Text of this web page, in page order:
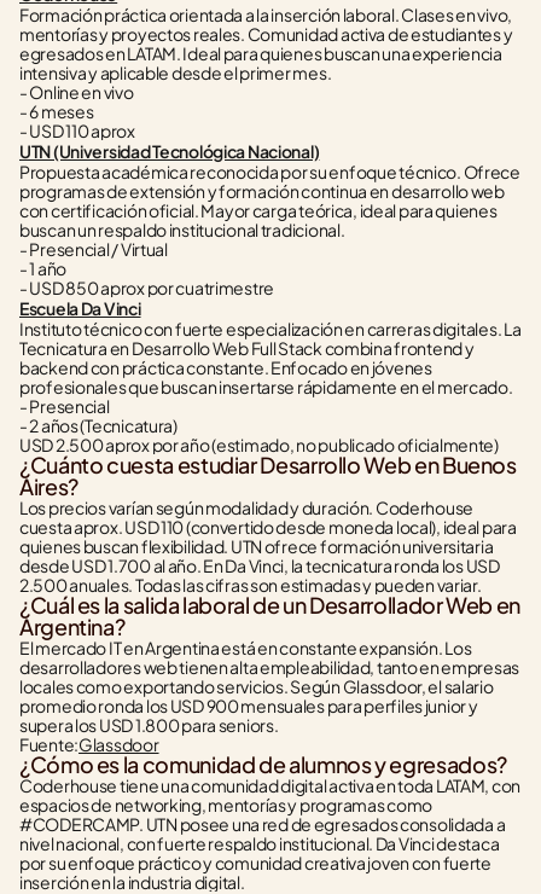
Formación práctica orientada a la inserción laboral. Clases en vivo,
mentorías y proyectos reales. Comunidad activa de estudiantes y
egresados en LATAM. Ideal para quienes buscan una experiencia
intensiva y aplicable desde el primer mes.
- Online en vivo
- 6 meses
- USD 110 aprox
UTN (Universidad Tecnológica Nacional)
Propuesta académica reconocida por su enfoque técnico. Ofrece
programas de extensión y formación continua en desarrollo web
con certificación oficial. Mayor carga teórica, ideal para quienes
buscan un respaldo institucional tradicional.
- Presencial / Virtual
- 1 año
- USD 850 aprox por cuatrimestre
Escuela Da Vinci
Instituto técnico con fuerte especialización en carreras digitales. La
Tecnicatura en Desarrollo Web Full Stack combina frontend y
backend con práctica constante. Enfocado en jóvenes
profesionales que buscan insertarse rápidamente en el mercado.
- Presencial
- 2 años (Tecnicatura)
USD 2.500 aprox por año (estimado, no publicado oficialmente)
¿Cuánto cuesta estudiar Desarrollo Web en Buenos
Aires?
Los precios varían según modalidad y duración. Coderhouse
cuesta aprox. USD 110 (convertido desde moneda local), ideal para
quienes buscan flexibilidad. UTN ofrece formación universitaria
desde USD 1.700 al año. En Da Vinci, la tecnicatura ronda los USD
2.500 anuales. Todas las cifras son estimadas y pueden variar.
¿Cuál es la salida laboral de un Desarrollador Web en
Argentina?
El mercado IT en Argentina está en constante expansión. Los
desarrolladores web tienen alta empleabilidad, tanto en empresas
locales como exportando servicios. Según Glassdoor, el salario
promedio ronda los USD 900 mensuales para perfiles junior y
supera los USD 1.800 para seniors.
Fuente:Glassdoor
¿Cómo es la comunidad de alumnos y egresados?
Coderhouse tiene una comunidad digital activa en toda LATAM, con
espacios de networking, mentorías y programas como
#CODERCAMP. UTN posee una red de egresados consolidada a
nivel nacional, con fuerte respaldo institucional. Da Vinci destaca
por su enfoque práctico y comunidad creativa joven con fuerte
inserción en la industria digital.